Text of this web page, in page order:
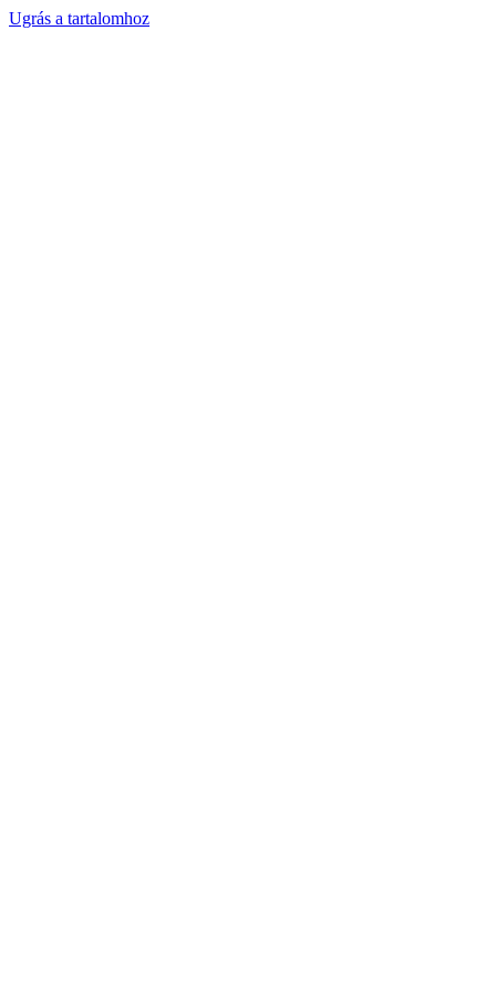
Ugrás a tartalomhoz